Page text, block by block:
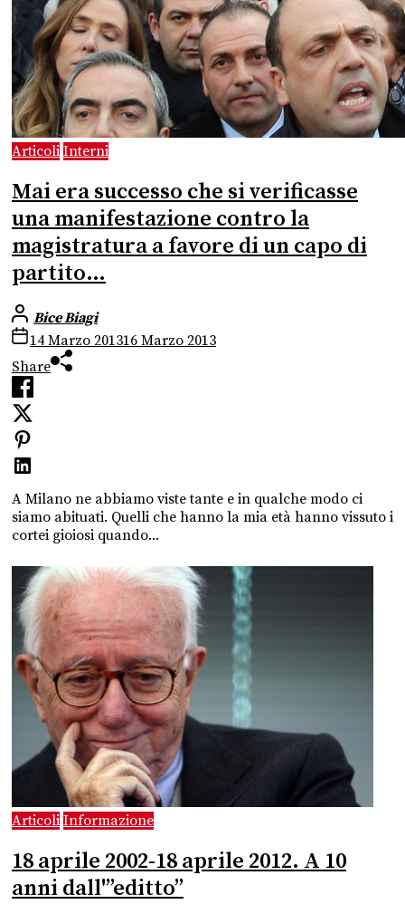
Articoli Interni
Mai era successo che si verificasse
una manifestazione contro la
magistratura a favore di un capo di
partito…
Bice Biagi
14 Marzo 201316 Marzo 2013
Share
A Milano ne abbiamo viste tante e in qualche modo ci
siamo abituati. Quelli che hanno la mia età hanno vissuto i
cortei gioiosi quando...
Articoli Informazione
18 aprile 2002-18 aprile 2012. A 10
anni dall'”editto”